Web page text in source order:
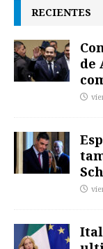
RECIENTES
de